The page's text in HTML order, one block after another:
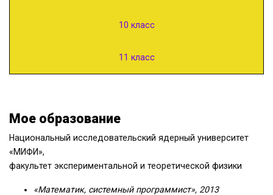
10 класс
11 класс
Мое образование
Национальный исследовательский ядерный университет
«МИФИ»,
факультет экспериментальной и теоретической физики
«Математик, системный программист», 2013